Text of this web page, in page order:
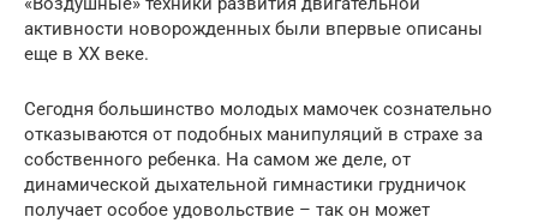
активности новорожденных были впервые описаны
еще в ХХ веке.
Сегодня большинство молодых мамочек сознательно
отказываются от подобных манипуляций в страхе за
собственного ребенка. На самом же деле, от
динамической дыхательной гимнастики грудничок
получает особое удовольствие – так он может